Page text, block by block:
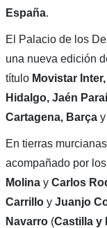
España.
El Palacio de los
una nueva edición
título Movistar
Hidalgo, Jaén
Cartagena, Barçay
En tierras
acompañado por
Molina y Carlos
Carrillo y Juanjo
Navarro (Castilla y